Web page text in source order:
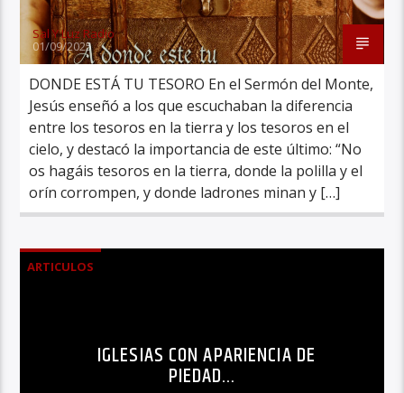
Sal Y Luz Radio
01/09/2025
DONDE ESTÁ TU TESORO En el Sermón del Monte,
Jesús enseñó a los que escuchaban la diferencia
entre los tesoros en la tierra y los tesoros en el
cielo, y destacó la importancia de este último: “No
os hagáis tesoros en la tierra, donde la polilla y el
orín corrompen, y donde ladrones minan y […]
ARTICULOS
IGLESIAS CON APARIENCIA DE
PIEDAD…